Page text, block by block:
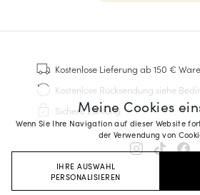
Meine Cookies
Wenn Sie Ihre Navigation auf dieser Website
der Verwendung von
IHRE AUSWAHL
PERSONALISIEREN
Sneakers
Goodyear genäht
Derbys & Richelieu
Richelieu-Herrenschuhe
Sandalen & Espadrilles
Business Taschen
Kostenlose Lieferung ab 150 €
Kostenlose Rücksendung siehe
Sichere Zahlung